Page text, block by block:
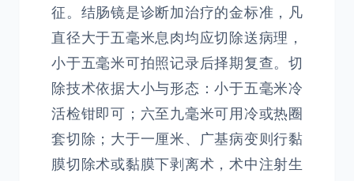
征。结肠镜是诊断加治疗的金标准，凡
直径大于五毫米息肉均应切除送病理，
小于五毫米可拍照记录后择期复查。切
除技术依据大小与形态：小于五毫米冷
活检钳即可；六至九毫米可用冷或热圈
套切除；大于一厘米、广基病变则行黏
膜切除术或黏膜下剥离术，术中注射生